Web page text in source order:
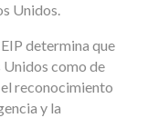
Unidos.
determina que
como de
reconocimiento
y la